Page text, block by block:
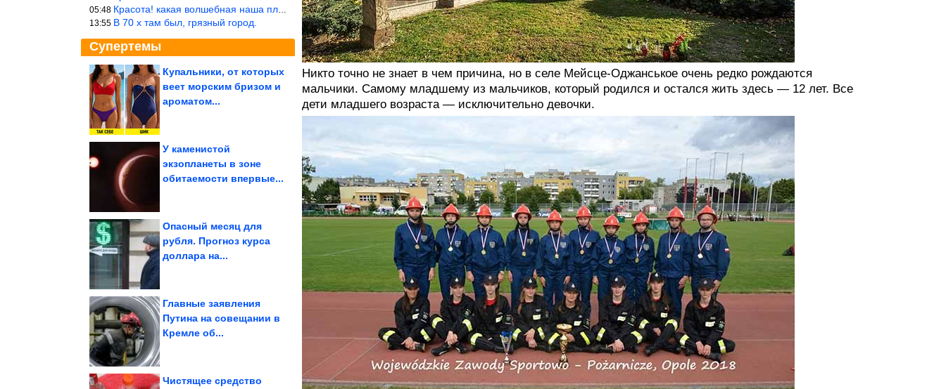
05:48 Красота! какая волшебная наша планета!… еще-бы, мы понимали это…
13:55 В 70 х там был, грязный город.
Супертемы
Звёзды, воспитавшие
Купальники, от которых
веет морским бризом и
ароматом...
У каменистой
экзопланеты в зоне
обитаемости впервые...
Опасный месяц для
рубля. Прогноз курса
доллара на...
Запас хорошего
Главные заявления
Путина на совещании в
Кремле об...
Чистящее средство
Никто точно не знает в чем причина, но в селе Мейсце-Оджанськое очень редко рождаются
мальчики. Самому младшему из мальчиков, который родился и остался жить здесь — 12 лет. Все
дети младшего возраста — исключительно девочки.